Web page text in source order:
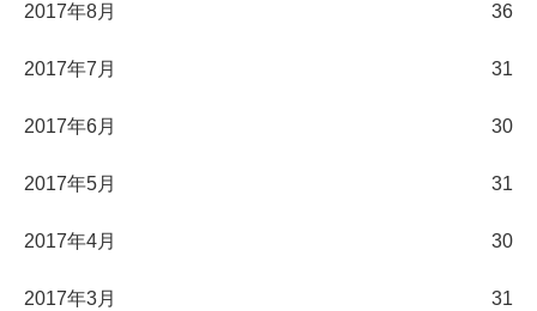
2017年8月 36
2017年7月 31
2017年6月 30
2017年5月 31
2017年4月 30
2017年3月 31